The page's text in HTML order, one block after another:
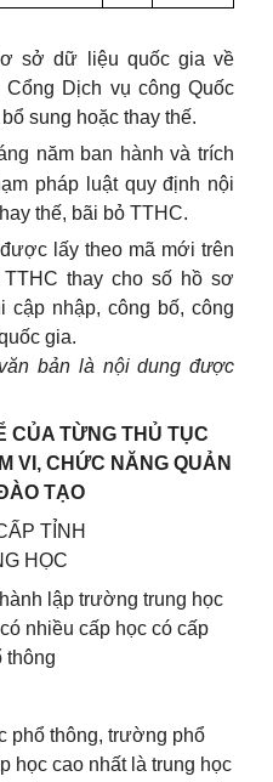
sở dữ liệu quốc gia về
Dịch vụ công Quốc
sung hoặc thay thế.
năm ban hành và trích
pháp luật quy định nội
thế, bãi bỏ TTHC.
lấy theo mã mới trên
thay cho số hồ sơ
cập nhập, công bố, công
gia.
bản là nội dung được
CỦA TỪNG THỦ TỤC
VI, CHỨC NĂNG QUẢN
TẠO
TỈNH
HỌC
lập trường trung học
nhiều cấp học có cấp
thông
phổ thông, trường phổ
học cao nhất là trung học